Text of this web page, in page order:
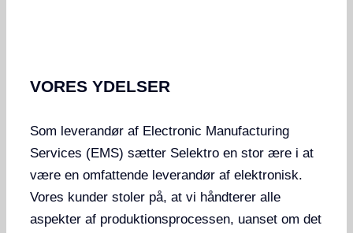
VORES YDELSER
Som leverandør af Electronic Manufacturing
Services (EMS) sætter Selektro en stor ære i at
være en omfattende leverandør af elektronisk.
Vores kunder stoler på, at vi håndterer alle
aspekter af produktionsprocessen, uanset om det